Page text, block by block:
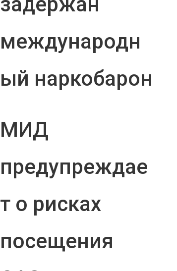
международн
ый наркобарон
МИД
предупреждае
т о рисках
посещения